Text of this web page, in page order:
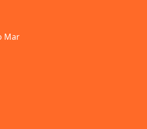
Mar